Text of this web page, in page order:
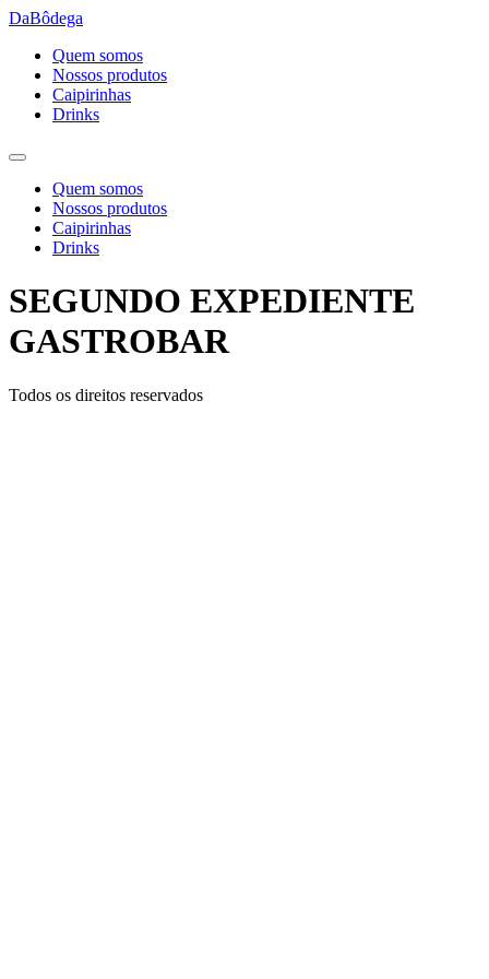
Ir
conteúdo
DaBôdega
Quem somos
Nossos produtos
Caipirinhas
Drinks
Quem somos
Nossos produtos
Caipirinhas
Drinks
SEGUNDO EXPEDIENTE
GASTROBAR
Todos os direitos reservados